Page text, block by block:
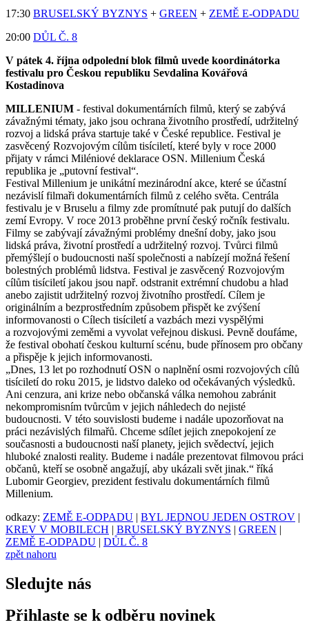
17:30 BRUSELSKÝ BYZNYS + GREEN + ZEMĚ E-ODPADU
20:00 DŮL Č. 8
V pátek 4. října odpolední blok filmů uvede koordinátorka
festivalu pro Českou republiku Sevdalina Kovářová
Kostadinova
MILLENIUM - festival dokumentárních filmů, který se zabývá
závažnými tématy, jako jsou ochrana životního prostředí, udržitelný
rozvoj a lidská práva startuje také v České republice. Festival je
zasvěcený Rozvojovým cílům tisíciletí, které byly v roce 2000
přijaty v rámci Miléniové deklarace OSN. Millenium Česká
republika je „putovní festival“.
Festival Millenium je unikátní mezinárodní akce, které se účastní
nezávislí filmaři dokumentárních filmů z celého světa. Centrála
festivalu je v Bruselu a filmy zde promítnuté pak putují do dalších
zemí Evropy. V roce 2013 proběhne první český ročník festivalu.
Filmy se zabývají závažnými problémy dnešní doby, jako jsou
lidská práva, životní prostředí a udržitelný rozvoj. Tvůrci filmů
přemýšlejí o budoucnosti naší společnosti a nabízejí možná řešení
bolestných problémů lidstva. Festival je zasvěcený Rozvojovým
cílům tisíciletí jakou jsou např. odstranit extrémní chudobu a hlad
anebo zajistit udržitelný rozvoj životního prostředí. Cílem je
originálním a bezprostředním způsobem přispět ke zvýšení
informovanosti o Cílech tisíciletí a vazbách mezi vyspělými
a rozvojovými zeměmi a vyvolat veřejnou diskusi. Pevně doufáme,
že festival obohatí českou kulturní scénu, bude přínosem pro občany
a přispěje k jejich informovanosti.
„Dnes, 13 let po rozhodnutí OSN o naplnění osmi rozvojových cílů
tisíciletí do roku 2015, je lidstvo daleko od očekávaných výsledků.
Ani cenzura, ani krize nebo občanská válka nemohou zabránit
nekompromisním tvůrcům v jejich náhledech do nejisté
budoucnosti. V této souvislosti budeme i nadále upozorňovat na
práci nezávislých filmařů. Chceme sdílet jejich znepokojení ze
současnosti a budoucnosti naší planety, jejich svědectví, jejich
hluboké znalosti reality. Budeme i nadále prezentovat filmovou práci
občanů, kteří se osobně angažují, aby ukázali svět jinak.“ říká
Lubomir Georgiev, prezident festivalu dokumentárních filmů
Millenium.
odkazy: ZEMĚ E-ODPADU | BYL JEDNOU JEDEN OSTROV |
KREV V MOBILECH | BRUSELSKÝ BYZNYS | GREEN |
ZEMĚ E-ODPADU | DŮL Č. 8
zpět nahoru
Sledujte nás
Přihlaste se k odběru novinek